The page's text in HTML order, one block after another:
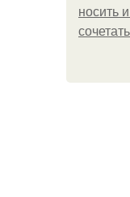
носить